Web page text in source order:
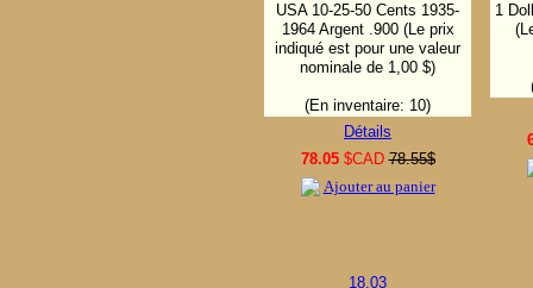
USA 10-25-50 Cents 1935-
1964 Argent .900 (Le prix
indiqué est pour une valeur
nominale de 1,00 $)
(En inventaire: 10)
Détails
78.05$CAD 78.55$
Ajouter au panier
1
18.03